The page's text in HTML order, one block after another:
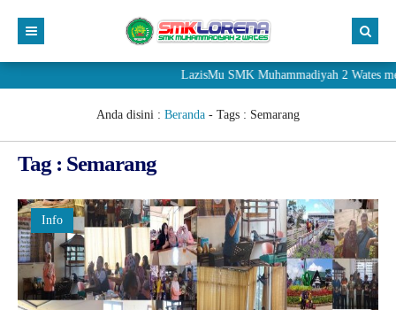
LazisMu SMK Muhammadiyah 2 Wates
Anda disini : Beranda - Tags : Semarang
Tag : Semarang
Info